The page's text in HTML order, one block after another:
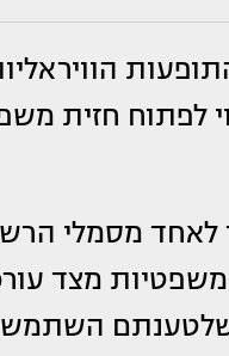
התופעות
לפתוח חזית
לאחד מסמלי
מצד
השתמשו